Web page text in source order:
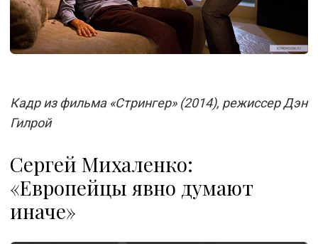
Кадр из фильма «Стрингер» (2014), режиссер Дэн
Гилрой
Сергей Михаленко:
«Европейцы явно думают
иначе»